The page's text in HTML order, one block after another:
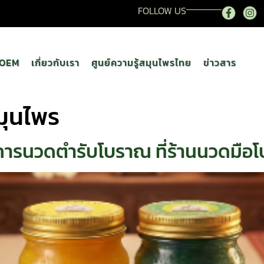
FOLLOW US
เกี่ยวกับเรา ศูนย์ความรู้สมุนไพรไทย ข่าวสาร
ไพร
รนวดตำรับโบราณ ที่ร้านนวดมือโ